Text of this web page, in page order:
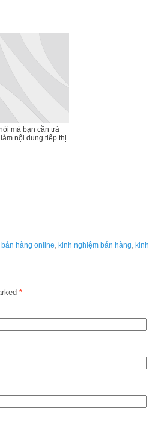
mà bạn cần trả
nội dung tiếp thị
hàng online, kinh nghiệm bán hàng, kinh
*